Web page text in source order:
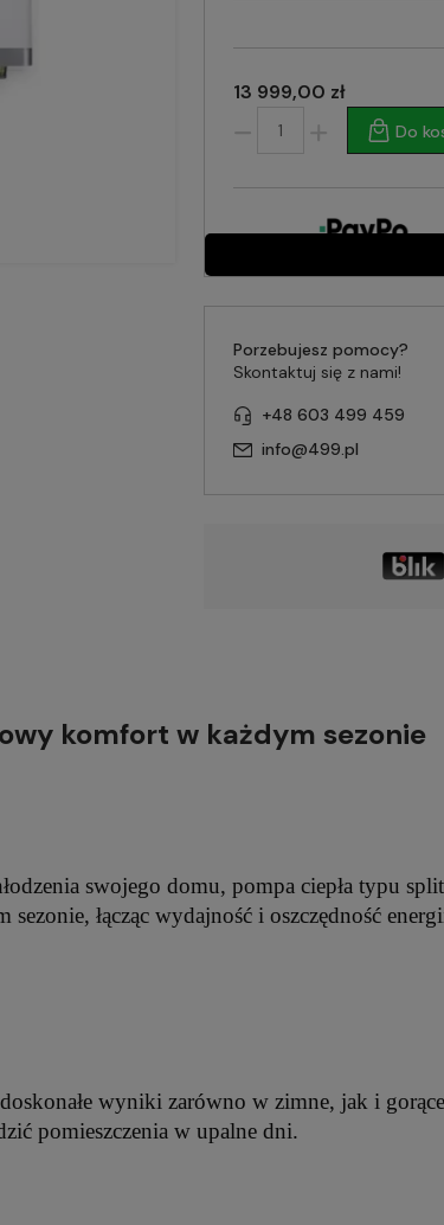
13 999,00 zł
Do
Porzebujesz pomocy?
Skontaktuj się z nami!
+48 603 499 459
info@499.pl
komfort w każdym sezonie
swojego domu, pompa ciepła typu
łącząc wydajność i oszczędność
wyniki zarówno w zimne, jak i
pomieszczenia w upalne dni.